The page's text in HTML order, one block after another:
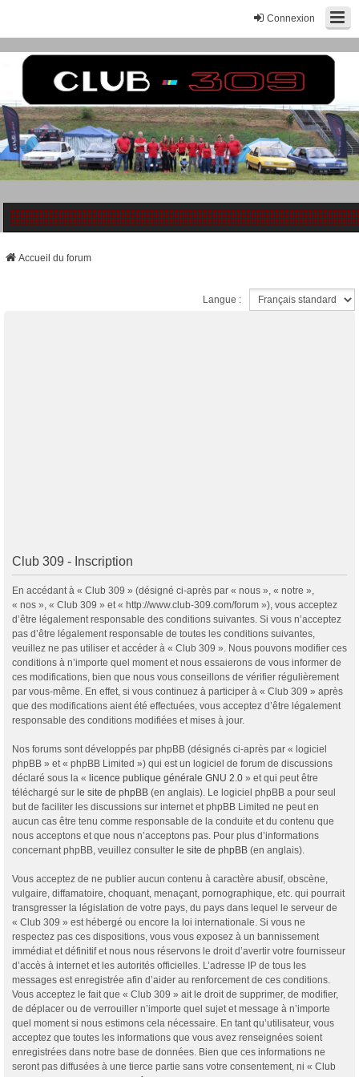
Connexion
Accueil du forum
Langue :
Club 309 - Inscription
En accédant à « Club 309 » (désigné ci-après par « nous », « notre »,
« nos », « Club 309 » et « http://www.club-309.com/forum »), vous acceptez
d’être légalement responsable des conditions suivantes. Si vous n’acceptez
pas d’être légalement responsable de toutes les conditions suivantes,
veuillez ne pas utiliser et accéder à « Club 309 ». Nous pouvons modifier ces
conditions à n’importe quel moment et nous essaierons de vous informer de
ces modifications, bien que nous vous conseillons de vérifier régulièrement
par vous-même. En effet, si vous continuez à participer à « Club 309 » après
que des modifications aient été effectuées, vous acceptez d’être légalement
responsable des conditions modifiées et mises à jour.
Nos forums sont développés par phpBB (désignés ci-après par « logiciel
phpBB » et « phpBB Limited ») qui est un logiciel de forum de discussions
déclaré sous la « licence publique générale GNU 2.0 » et qui peut être
téléchargé sur le site de phpBB (en anglais). Le logiciel phpBB a pour seul
but de faciliter les discussions sur internet et phpBB Limited ne peut en
aucun cas être tenu comme responsable de la conduite et du contenu que
nous acceptons et que nous n’acceptons pas. Pour plus d’informations
concernant phpBB, veuillez consulter le site de phpBB (en anglais).
Vous acceptez de ne publier aucun contenu à caractère abusif, obscène,
vulgaire, diffamatoire, choquant, menaçant, pornographique, etc. qui pourrait
transgresser la législation de votre pays, du pays dans lequel le serveur de
« Club 309 » est hébergé ou encore la loi internationale. Si vous ne
respectez pas ces dispositions, vous vous exposez à un bannissement
immédiat et définitif et nous nous réservons le droit d’avertir votre fournisseur
d’accès à internet et les autorités officielles. L’adresse IP de tous les
messages est enregistrée afin d’aider au renforcement de ces conditions.
Vous acceptez le fait que « Club 309 » ait le droit de supprimer, de modifier,
de déplacer ou de verrouiller n’importe quel sujet et message à n’importe
quel moment si nous estimons cela nécessaire. En tant qu’utilisateur, vous
acceptez que toutes les informations que vous avez renseignées soient
enregistrées dans notre base de données. Bien que ces informations ne
seront pas diffusées à une tierce partie sans votre consentement, ni « Club